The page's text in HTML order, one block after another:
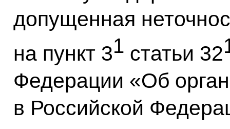
допущенная
на пункт 31 статьи 32
Федерации «Об
в Российской